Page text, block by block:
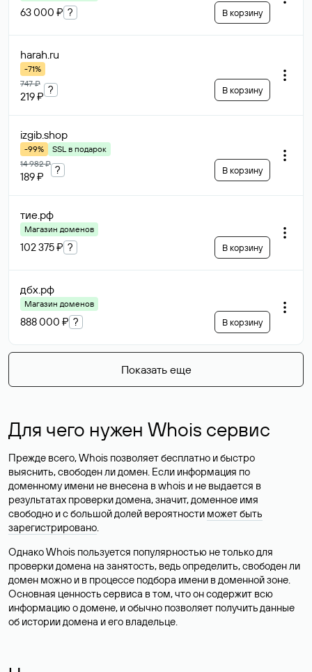
63 000 ₽ ? В корзину
harah.ru
-71%
747 ₽
219 ₽
? В корзину
izgib.shop
-99%
SSL в подарок
14 982 ₽
189 ₽
? В корзину
тие.рф
Магазин доменов
102 375 ₽ ? В корзину
дбх.рф
Магазин доменов
888 000 ₽ ? В корзину
Показать еще
Для чего нужен Whois сервис
Прежде всего, Whois позволяет бесплатно и быстро
выяснить, свободен ли домен. Если информация по
доменному имени не внесена в whois и не выдается в
результатах проверки домена, значит, доменное имя
свободно и с большой долей вероятности может быть
зарегистрировано.
Однако Whois пользуется популярностью не только для
проверки домена на занятость, ведь определить, свободен ли
домен можно и в процессе подбора имени в доменной зоне.
Основная ценность сервиса в том, что он содержит всю
информацию о домене, и обычно позволяет получить данные
об истории домена и его владельце.